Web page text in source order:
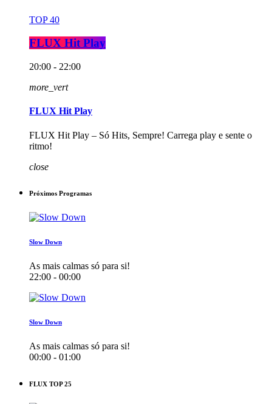
TOP 40
FLUX Hit Play
20:00 - 22:00
more_vert
FLUX Hit Play
FLUX Hit Play – Só Hits, Sempre! Carrega play e sente o
ritmo!
close
Próximos Programas
Slow Down
As mais calmas só para si!
22:00 - 00:00
Slow Down
As mais calmas só para si!
00:00 - 01:00
FLUX TOP 25